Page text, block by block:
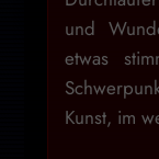
und
etwas
Kunst, im